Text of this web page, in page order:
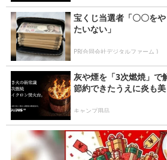
宝くじ当選者「〇〇を
たいない」
PR(合同会社デジタルファーム )
灰や煙を「3次燃焼」
節約できたうえに炎も
キャンプ用品